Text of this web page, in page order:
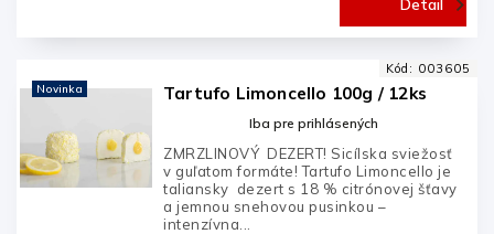
Novinka Tartufo Limoncello 100g / 12ks
Iba pre prihlásených
ZMRZLINOVÝ DEZERT! Sicílska sviežosť
v guľatom formáte! Tartufo Limoncello je
taliansky dezert s 18 % citrónovej šťavy
a jemnou snehovou pusinkou –
intenzívna...
Kód: 003605